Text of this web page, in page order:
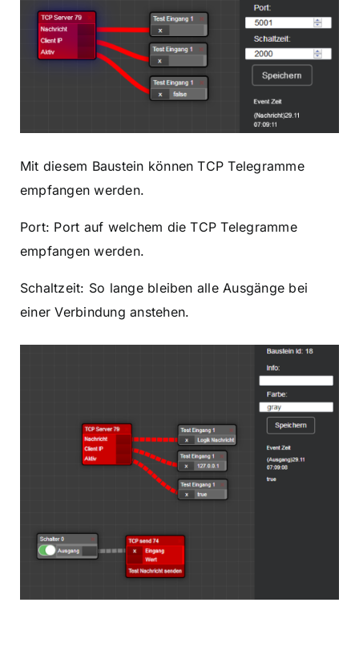
Mit diesem Baustein können TCP Telegramme
empfangen werden.
Port: Port auf welchem die TCP Telegramme
empfangen werden.
Schaltzeit: So lange bleiben alle Ausgänge bei
einer Verbindung anstehen.